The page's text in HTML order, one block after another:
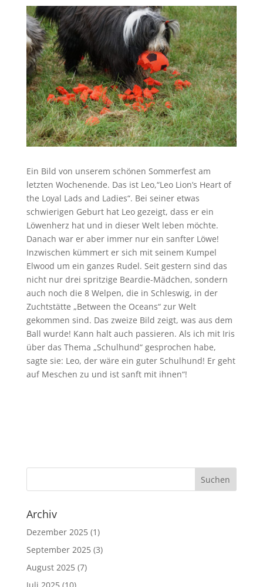
Ein Bild von unserem schönen Sommerfest am
letzten Wochenende. Das ist Leo,“Leo Lion’s Heart of
the Loyal Lads and Ladies“. Bei seiner etwas
schwierigen Geburt hat Leo gezeigt, dass er ein
Löwenherz hat und in dieser Welt leben möchte.
Danach war er aber immer nur ein sanfter Löwe!
Inzwischen kümmert er sich mit seinem Kumpel
Elwood um ein ganzes Rudel. Seit gestern sind das
nicht nur drei spritzige Beardie-Mädchen, sondern
auch noch die 8 Welpen, die in Schleswig, in der
Zuchtstätte „Between the Oceans“ zur Welt
gekommen sind. Das zweize Bild zeigt, was aus dem
Ball wurde! Kann halt auch passieren. Als ich mit Iris
über das Thema „Schulhund“ gesprochen habe,
sagte sie: Leo, der wäre ein guter Schulhund! Er geht
auf Meschen zu und ist sanft mit ihnen“!
Archiv
Dezember 2025(1)
September 2025(3)
August 2025(7)